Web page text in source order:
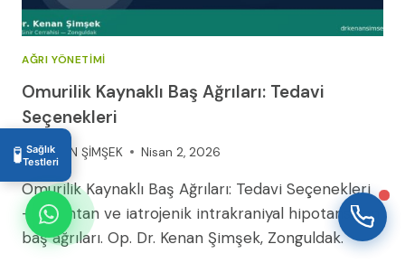
AĞRI YÖNETIMI
Omurilik Kaynaklı Baş Ağrıları: Tedavi
Seçenekleri
ByKENAN ŞİMŞEK Nisan 2, 2026
Omurilik Kaynaklı Baş Ağrıları: Tedavi Seçenekleri
— Spontan ve iatrojenik intrakraniyal hipotansiyon
baş ağrıları. Op. Dr. Kenan Şimşek, Zonguldak.
🧪 Sağlık
Testleri
19:05